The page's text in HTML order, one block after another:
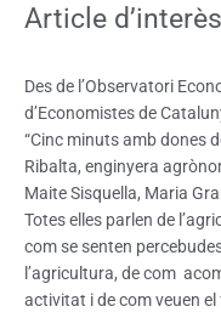
Article
Des de l’Observatori
d’Economistes de
“Cinc minuts amb dones
Ribalta, enginyera
Maite Sisquella, Maria
Totes elles parlen de
com se senten
l’agricultura, de com
activitat i de com veuen